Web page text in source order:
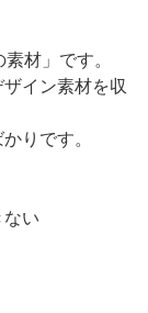
材」です。
イン素材を収
りです。
い